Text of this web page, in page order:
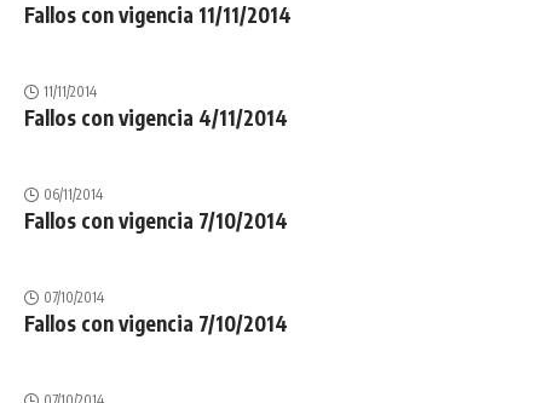
Fallos con vigencia 11/11/2014
11/11/2014
Fallos con vigencia 4/11/2014
06/11/2014
Fallos con vigencia 7/10/2014
07/10/2014
Fallos con vigencia 7/10/2014